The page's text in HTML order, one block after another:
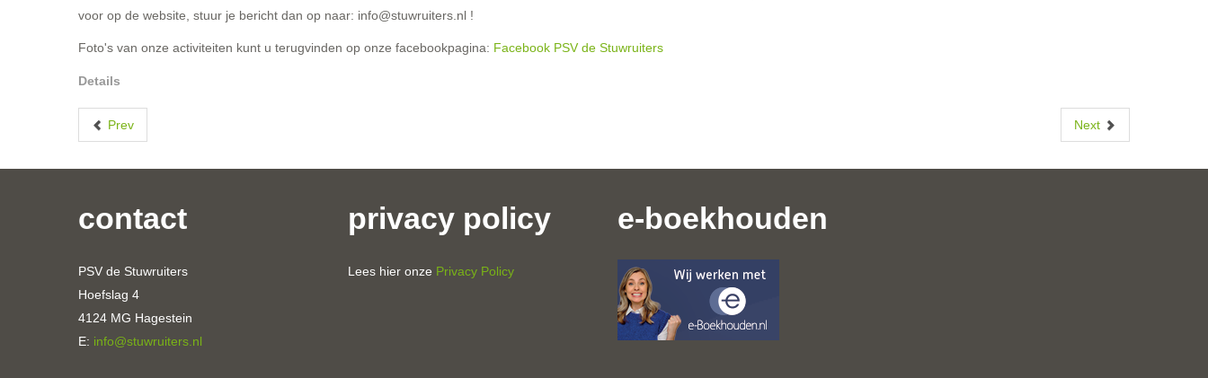
voor op de website, stuur je bericht dan op naar: info@stuwruiters.nl !
Foto's van onze activiteiten kunt u terugvinden op onze facebookpagina: Facebook PSV de Stuwruiters
Details
Prev Next
contact
PSV de Stuwruiters
Hoefslag 4
4124 MG Hagestein
E: info@stuwruiters.nl
privacy policy
Lees hier onze Privacy Policy
e-boekhouden